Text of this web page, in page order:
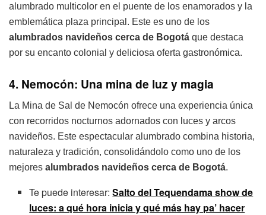
alumbrado multicolor en el puente de los enamorados y la
emblemática plaza principal. Este es uno de los
alumbrados navideños cerca de Bogotá que destaca
por su encanto colonial y deliciosa oferta gastronómica.
4. Nemocón: Una mina de luz y magia
La Mina de Sal de Nemocón ofrece una experiencia única
con recorridos nocturnos adornados con luces y arcos
navideños. Este espectacular alumbrado combina historia,
naturaleza y tradición, consolidándolo como uno de los
mejores alumbrados navideños cerca de Bogotá.
Te puede interesar:Salto del Tequendama show de
luces: a qué hora inicia y qué más hay pa’ hacer